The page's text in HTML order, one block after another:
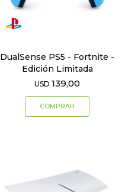
DualSense PS5 - Fortnite -
Edición Limitada
USD 139,00